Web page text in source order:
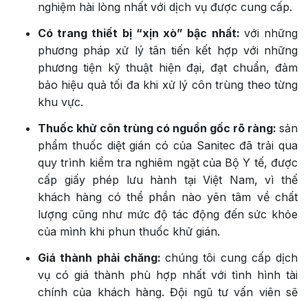
nghiệm hài lòng nhất với dịch vụ được cung cấp.
Có trang thiết bị “xịn xò” bậc nhất: với những
phương pháp xử lý tân tiến kết hợp với những
phương tiện kỹ thuật hiện đại, đạt chuẩn, đảm
bảo hiệu quả tối đa khi xử lý côn trùng theo từng
khu vực.
Thuốc khử côn trùng có nguồn gốc rõ ràng: sản
phẩm thuốc diệt gián có của Sanitec đã trải qua
quy trình kiểm tra nghiêm ngặt của Bộ Y tế, được
cấp giấy phép lưu hành tại Việt Nam, vì thế
khách hàng có thể phần nào yên tâm về chất
lượng cũng như mức độ tác động đến sức khỏe
của mình khi phun thuốc khử gián.
Giá thành phải chăng: chúng tôi cung cấp dịch
vụ có giá thành phù hợp nhất với tình hình tài
chính của khách hàng. Đội ngũ tư vấn viên sẽ